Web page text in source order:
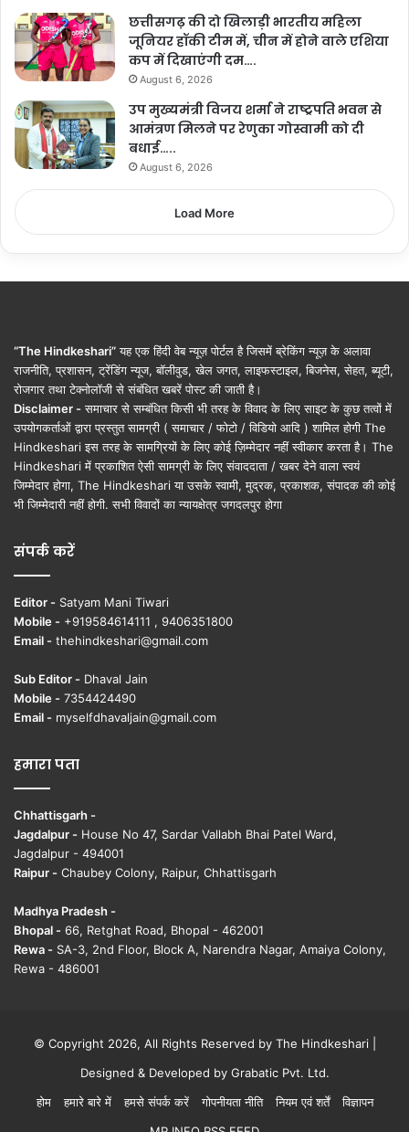
छत्तीसगढ़ की दो खिलाड़ी भारतीय महिला
जूनियर हॉकी टीम में, चीन में होने वाले एशिया
कप में दिखाएंगी दम….
August 6, 2026
उप मुख्यमंत्री विजय शर्मा ने राष्ट्रपति भवन से
आमंत्रण मिलने पर रेणुका गोस्वामी को दी
बधाई…..
August 6, 2026
Load More
“The Hindkeshari”यह एक हिंदी वेब न्यूज़ पोर्टल है जिसमें ब्रेकिंग न्यूज़ के अलावा
राजनीति, प्रशासन, ट्रेंडिंग न्यूज, बॉलीवुड, खेल जगत, लाइफस्टाइल, बिजनेस, सेहत, ब्यूटी,
रोजगार तथा टेक्नोलॉजी से संबंधित खबरें पोस्ट की जाती है।
Disclaimer - समाचार से सम्बंधित किसी भी तरह के विवाद के लिए साइट के कुछ तत्वों में
उपयोगकर्ताओं द्वारा प्रस्तुत सामग्री ( समाचार / फोटो / विडियो आदि ) शामिल होगी The
Hindkeshari इस तरह के सामग्रियों के लिए कोई ज़िम्मेदार नहीं स्वीकार करता है। The
Hindkeshari में प्रकाशित ऐसी सामग्री के लिए संवाददाता / खबर देने वाला स्वयं
जिम्मेदार होगा, The Hindkeshari या उसके स्वामी, मुद्रक, प्रकाशक, संपादक की कोई
भी जिम्मेदारी नहीं होगी. सभी विवादों का न्यायक्षेत्र जगदलपुर होगा
संपर्क करें
Editor - Satyam Mani Tiwari
Mobile - +919584614111 , 9406351800
Email - thehindkeshari@gmail.com
Sub Editor - Dhaval Jain
Mobile - 7354424490
Email - myselfdhavaljain@gmail.com
हमारा पता
Chhattisgarh -
Jagdalpur - House No 47, Sardar Vallabh Bhai Patel Ward,
Jagdalpur - 494001
Raipur - Chaubey Colony, Raipur, Chhattisgarh
Madhya Pradesh -
Bhopal - 66, Retghat Road, Bhopal - 462001
Rewa - SA-3, 2nd Floor, Block A, Narendra Nagar, Amaiya Colony,
Rewa - 486001
© Copyright 2026, All Rights Reserved by The Hindkeshari |
Designed & Developed by Grabatic Pvt. Ltd.
होम
हमारे बारे में हमसे संपर्क करें गोपनीयता नीति नियम एवं शर्तें
विज्ञापन